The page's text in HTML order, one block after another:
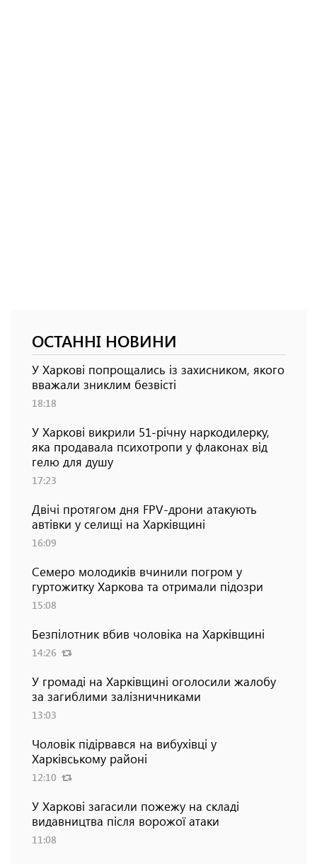
ОСТАННІ НОВИНИ
У Харкові попрощались із захисником, якого
вважали зниклим безвісті
18:18
У Харкові викрили 51-річну наркодилерку,
яка продавала психотропи у флаконах від
гелю для душу
17:23
Двічі протягом дня FPV-дрони атакують
автівки у селищі на Харківщині
16:09
Семеро молодиків вчинили погром у
гуртожитку Харкова та отримали підозри
15:08
Безпілотник вбив чоловіка на Харківщині
14:26
У громаді на Харківщині оголосили жалобу
за загиблими залізничниками
13:03
Чоловік підірвався на вибухівці у
Харківському районі
12:10
У Харкові загасили пожежу на складі
видавництва після ворожої атаки
11:08